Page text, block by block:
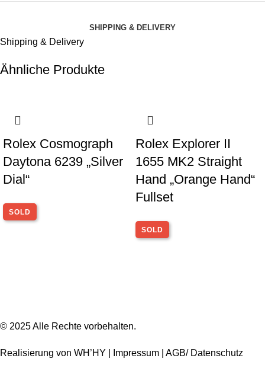
SHIPPING & DELIVERY
Shipping & Delivery
Ähnliche Produkte
Rolex Cosmograph
Daytona 6239 „Silver
Dial“
SOLD
Rolex Explorer II
1655 MK2 Straight
Hand „Orange Hand“
Fullset
SOLD
© 2025 Alle Rechte vorbehalten.
Realisierung von WH’HY | Impressum | AGB/ Datenschutz